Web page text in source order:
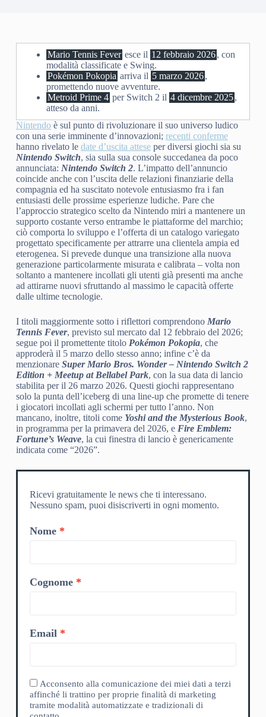
Mario Tennis Fever esce il 12 febbraio 2026, con
modalità classificate e Swing.
Pokémon Pokopia arriva il 5 marzo 2026,
promettendo nuove avventure.
Metroid Prime 4 per Switch 2 il 4 dicembre 2025,
atteso da anni.
Nintendoè sul punto di rivoluzionare il suo universo ludico
con una serie imminente d’innovazioni; recenti conferme
hanno rivelato le date d’uscita atteseper diversi giochi sia su
Nintendo Switch, sia sulla sua console succedanea da poco
annunciata: Nintendo Switch 2. L’impatto dell’annuncio
coincide anche con l’uscita delle relazioni finanziarie della
compagnia ed ha suscitato notevole entusiasmo fra i fan
entusiasti delle prossime esperienze ludiche. Pare che
l’approccio strategico scelto da Nintendo miri a mantenere un
supporto costante verso entrambe le piattaforme del marchio;
ciò comporta lo sviluppo e l’offerta di un catalogo variegato
progettato specificamente per attrarre una clientela ampia ed
eterogenea. Si prevede dunque una transizione alla nuova
generazione particolarmente misurata e calibrata – volta non
soltanto a mantenere incollati gli utenti già presenti ma anche
ad attirarne nuovi sfruttando al massimo le capacità offerte
dalle ultime tecnologie.
I titoli maggiormente sotto i riflettori comprendono Mario
Tennis Fever, previsto sul mercato dal 12 febbraio del 2026;
segue poi il promettente titolo Pokémon Pokopia, che
approderà il 5 marzo dello stesso anno; infine c’è da
menzionare Super Mario Bros. Wonder – Nintendo Switch 2
Edition + Meetup at Bellabel Park, con la sua data di lancio
stabilita per il 26 marzo 2026. Questi giochi rappresentano
solo la punta dell’iceberg di una line-up che promette di tenere
i giocatori incollati agli schermi per tutto l’anno. Non
mancano, inoltre, titoli come Yoshi and the Mysterious Book,
in programma per la primavera del 2026, e Fire Emblem:
Fortune’s Weave, la cui finestra di lancio è genericamente
indicata come “2026”.
Ricevi gratuitamente le news che ti interessano.
Nessuno spam, puoi disiscriverti in ogni momento.
Nome
Cognome
Email
Acconsento alla comunicazione dei miei dati a terzi
affinché li trattino per proprie finalità di marketing
tramite modalità automatizzate e tradizionali di